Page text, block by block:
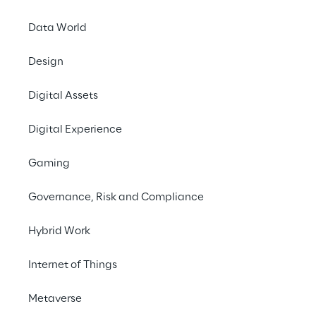
Data World
Design
Digital Assets
Digital Experience
Gaming
Governance, Risk and Compliance
Hybrid Work
Internet of Things
Metaverse
Was wissen Sie
viele von ihnen
Stadtwerke
Prozesse
Düsseldorf stellen
welche